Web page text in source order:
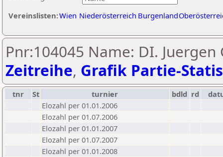
Vereinslisten:Wien Niederösterreich Burgenland
Pnr:104045 Name: DI. Juergen
Zeitreihe, Grafik Partie-
tnr St turnier bdld rd
Elozahl per 01.01.2006
Elozahl per 01.07.2006
Elozahl per 01.01.2007
Elozahl per 01.07.2007
Elozahl per 01.01.2008